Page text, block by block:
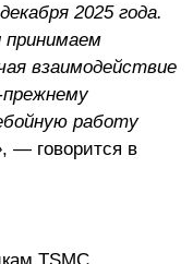
2025 года.
взаимодействие
работу
, — говорится в
TSMC